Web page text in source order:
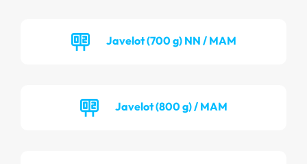
Javelot (700 g) NN / MAM
Javelot (800 g) / MAM